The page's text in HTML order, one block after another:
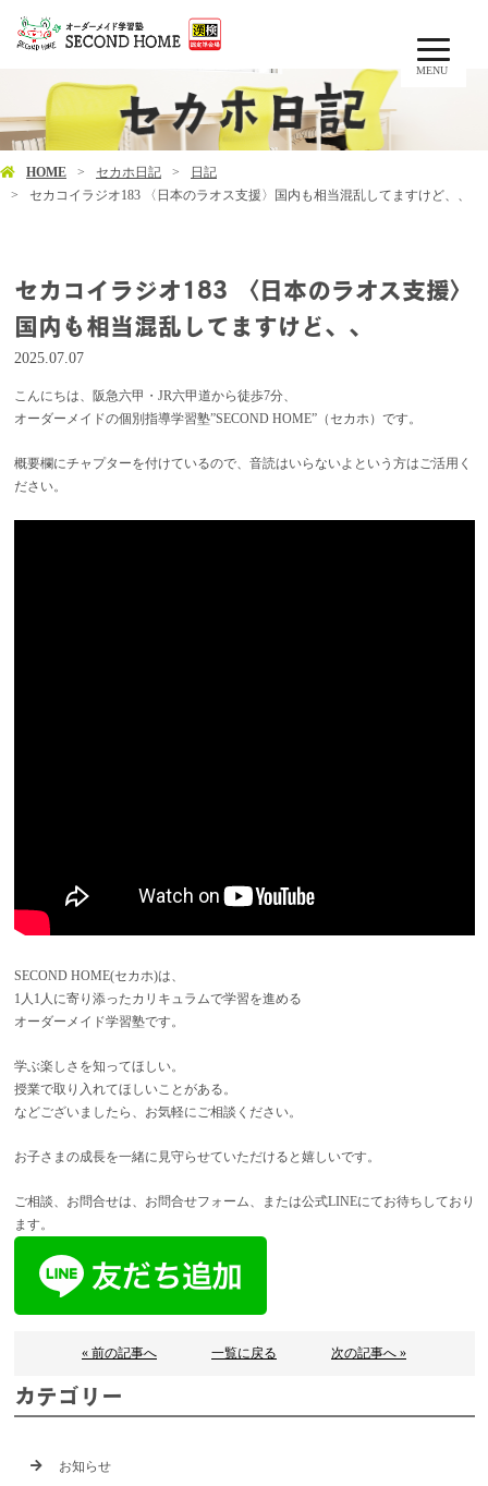
MENU
HOME セカホ日記
日記
セカコイラジオ183 〈日本のラオス支援〉国内も相当混乱してますけど、、
セカコイラジオ183 〈日本のラオス支援〉
国内も相当混乱してますけど、、
2025.07.07
こんにちは、阪急六甲・JR六甲道から徒歩7分、
オーダーメイドの個別指導学習塾”SECOND HOME”（セカホ）です。
概要欄にチャプターを付けているので、音読はいらないよという方はご活用く
ださい。
SECOND HOME(セカホ)は、
1人1人に寄り添ったカリキュラムで学習を進める
オーダーメイド学習塾です。
学ぶ楽しさを知ってほしい。
授業で取り入れてほしいことがある。
などございましたら、お気軽にご相談ください。
お子さまの成長を一緒に見守らせていただけると嬉しいです。
ご相談、お問合せは、お問合せフォーム、または公式LINEにてお待ちしており
ます。
« 前の記事へ 一覧に戻る 次の記事へ »
カテゴリー
お知らせ